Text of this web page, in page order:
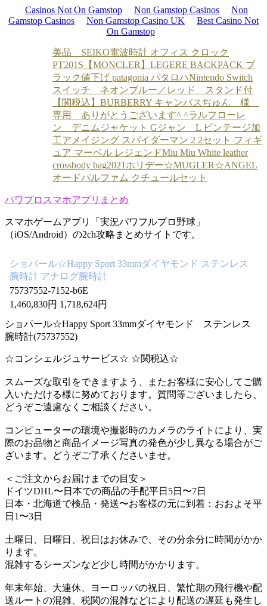
Casinos Not On Gamstop Non Gamstop Casinos
Non
Gamstop Casinos
Non Gamstop Casino UK
Best Casino Not
On Gamstop
美品 SEIKO電波時計 オフィス クロック
PT201S 【MONCLER】LEGERE BACKPACK ブ
ラック値下げ patagonia パタロハNintendo Switch
スイッチ ネオンブルー／レッド スタンド付
【関税込】BURBERRY キャンバスぢゅん 様
専用 ありがとうございます^ ^ラルフローレ
ン デニムジャケット Gジャン L ビンテージ加
工アメイジング スパイダーマン 2 2セット フィギ
ュア マーベル レジェンドMiu Miu White leather
crossbody bag2021ホリデー☆MUGLER☆ANGEL
オードパルファム クチュールセット
パワプロスマホアプリまとめ
スマホゲームアプリ「実況パワフルプロ野球」
（iOS/Android）の2ch攻略まとめサイトです。
ショパール☆Happy Sport 33mmダイヤモンド ステンレス
腕時計 アナログ腕時計
75737552-7152-b6E
1,460,830円 1,718,624円
ショパール☆Happy Sport 33mmダイヤモンド ステンレス
腕時計(75737552)
☆コンシェルジュサービス☆ ☆関税込☆
スムーズな取引をできますよう、またお客様に安心してご購
入いただける様に努めております。質問等ございましたら、
どうぞご遠慮なくご相談ください。
コンピューターの環境や撮影時のカメラのライトにより、実
際のお品物と商品イメージ写真の発色が少し異なる場合がご
ざいます。どうぞご了承くださいませ。
＜ご注文からお届けまでの目安＞
ドイツDHL〜日本での商品の手配平日5日〜7日
日本・北海道で検品・発送〜お客様の元に到着：おおよそ平
日1〜3日
土曜日、日曜日、祝日はお休みで、その分余分に時間がかか
ります。
混雑するシーズンなど少し時間がかかります。
年末年始、大連休、ヨーロッパの祝日、繁忙期の飛行機や配
送ルートの混雑、税関の混雑などにより配送の遅延も発生し